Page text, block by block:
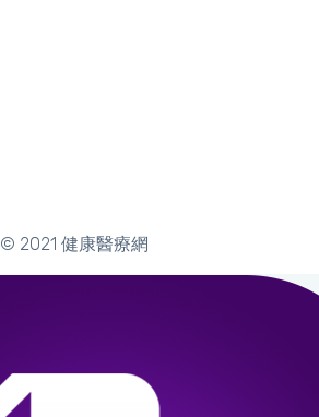
© 2021 健康醫療網